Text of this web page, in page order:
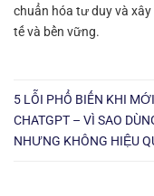
chuẩn hóa tư duy và
tế và bền vững.
5 LỖI PHỔ BIẾN KHI
CHATGPT – VÌ SAO
NHƯNG KHÔNG HIỆU